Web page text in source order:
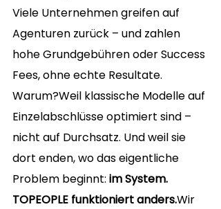
Viele Unternehmen greifen auf
Agenturen zurück – und zahlen
hohe Grundgebühren oder Success
Fees, ohne echte Resultate.
Warum?Weil klassische Modelle auf
Einzelabschlüsse optimiert sind –
nicht auf Durchsatz. Und weil sie
dort enden, wo das eigentliche
Problem beginnt: im System.
TOPEOPLE funktioniert anders.Wir